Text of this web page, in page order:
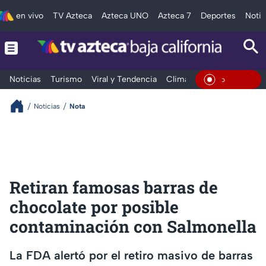
en vivo TV Azteca Azteca UNO Azteca 7 Deportes
Noticias Turismo Viral y Tendencia Clima Deportes En Vivo
Noticias Nota
Retiran famosas barras de
chocolate por posible
contaminación con Salmonella
La FDA alertó por el retiro masivo de barras